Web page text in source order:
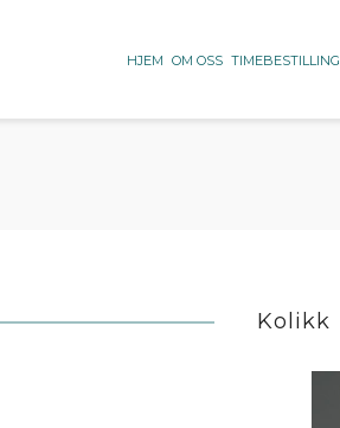
HJEM OM OSS TIMEBESTILLING
Kolikk